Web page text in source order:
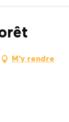
M'y rendre